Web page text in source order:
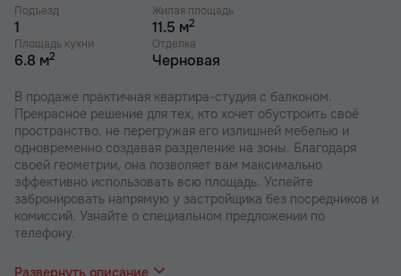
Подъезд
1
Жилая площадь
11.5 м2
Площадь кухни
6.8 м2
Отделка
Черновая
В продаже практичная квартира-студия с балконом.
Прекрасное решение для тех, кто хочет обустроить своё
пространство, не перегружая его излишней мебелью и
одновременно создавая разделение на зоны. Благодаря
своей геометрии, она позволяет вам максимально
эффективно использовать всю площадь. Успейте
забронировать напрямую у застройщика без посредников и
комиссий. Узнайте о специальном предложении по
телефону.
отделе продаж Вас проконсультируют по актуальным
Развернуть описание